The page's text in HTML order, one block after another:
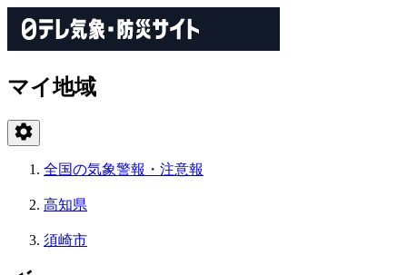
マイ地域
全国の気象警報・注意報
高知県
須崎市